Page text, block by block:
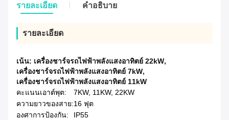
รายละเอียด คําอธิบาย
รายละเอียด
เน้น: เครื่องชาร์จรถไฟฟ้าพลังแสงอาทิตย์ 22kW,
เครื่องชาร์จรถไฟฟ้าพลังแสงอาทิตย์ 7kW,
เครื่องชาร์จรถไฟฟ้าพลังแสงอาทิตย์ 11kW
คะแนนเอาต์พุต:
7KW, 11KW, 22KW
ความยาวของสาย:16 ฟุต
องศาการป้องกัน:
IP55